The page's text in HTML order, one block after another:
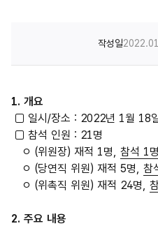
작성일
1. 개요
□ 일시/장소 : 2022년 1월 18
□ 참석 인원 : 21명
ㅇ (위원장) 재적 1명, 참석 1명
ㅇ (당연직 위원) 재적 5명, 참
ㅇ (위촉직 위원) 재적 24명,
2. 주요 내용